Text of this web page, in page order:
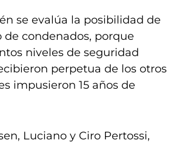
se evalúa la posibilidad de
condenados, porque
niveles de seguridad
perpetua de los otros
impusieron 15 años de
Luciano y Ciro Pertossi,